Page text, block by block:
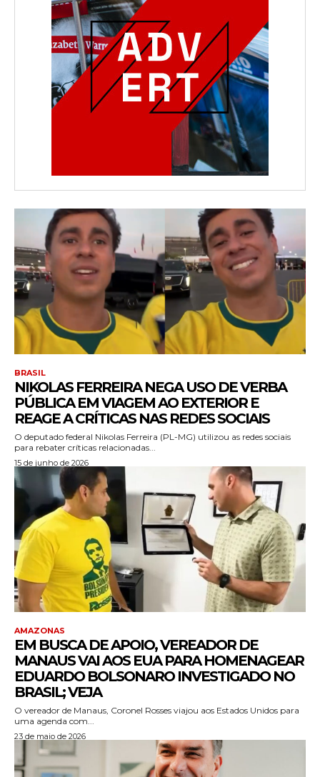
BRASIL
NIKOLAS FERREIRA NEGA USO DE VERBA
PÚBLICA EM VIAGEM AO EXTERIOR E
REAGE A CRÍTICAS NAS REDES SOCIAIS
O deputado federal Nikolas Ferreira (PL-MG) utilizou as redes sociais
para rebater críticas relacionadas...
15 de junho de 2026
AMAZONAS
EM BUSCA DE APOIO, VEREADOR DE
MANAUS VAI AOS EUA PARA HOMENAGEAR
EDUARDO BOLSONARO INVESTIGADO NO
BRASIL; VEJA
O vereador de Manaus, Coronel Rosses viajou aos Estados Unidos para
uma agenda com...
23 de maio de 2026